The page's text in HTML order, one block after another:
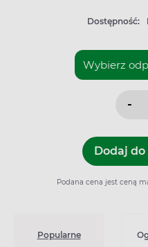
Dostępność:
-
Dodaj do
Podana cena jest ceną
Popularne